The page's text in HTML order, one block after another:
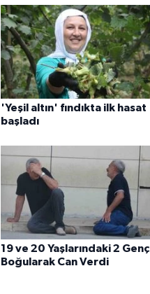
'Yeşil altın' fındıkta ilk hasat
başladı
19 ve 20 Yaşlarındaki 2 Genç
Boğularak Can Verdi